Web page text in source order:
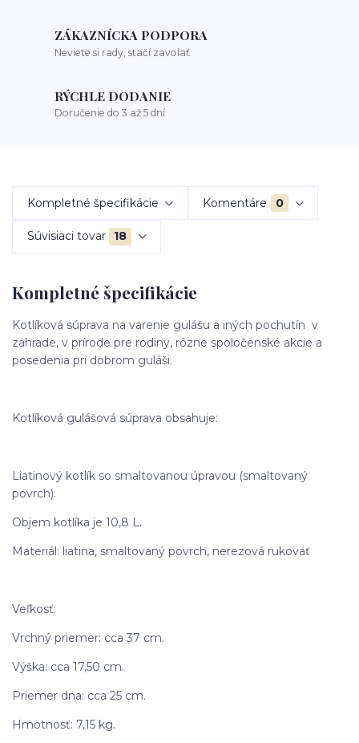
ZÁKAZNÍCKA PODPORA
Neviete si rady, stačí zavolať
RÝCHLE DODANIE
Doručenie do 3 až 5 dní
Kompletné špecifikácie Komentáre 0
Súvisiaci tovar 18
Kompletné špecifikácie
Kotlíková súprava na varenie gulášu a iných pochutín v
záhrade, v prírode pre rodiny, rôzne spoločenské akcie a
posedenia pri dobrom guláši.
Kotlíková gulášová súprava obsahuje:
Liatinový kotlík so smaltovanou úpravou (smaltovaný
povrch).
Objem kotlíka je 10,8 L.
Materiál: liatina, smaltovaný povrch, nerezová rukoväť
Veľkosť:
Vrchný priemer: cca 37 cm.
Výška: cca 17,50 cm.
Priemer dna: cca 25 cm.
Hmotnosť: 7,15 kg.